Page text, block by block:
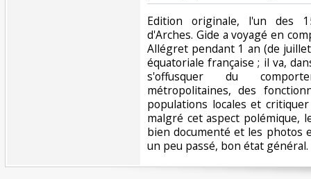
‎Edition originale, l'un des
d'Arches. Gide a voyagé en
Allégret pendant 1 an (de
équatoriale française ; il va,
s'offusquer du
métropolitaines, des
populations locales et
malgré cet aspect polémique,
bien documenté et les photos
un peu passé, bon état général. ‎